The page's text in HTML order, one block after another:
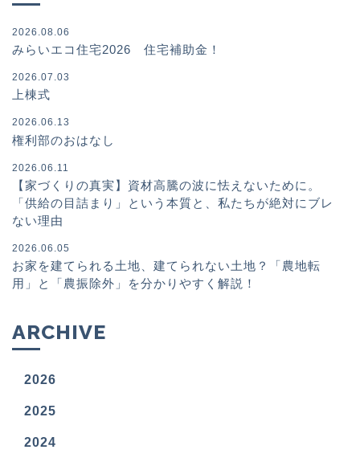
2026.08.06
みらいエコ住宅2026 住宅補助金！
2026.07.03
上棟式
2026.06.13
権利部のおはなし
2026.06.11
【家づくりの真実】資材高騰の波に怯えないために。
「供給の目詰まり」という本質と、私たちが絶対にブレ
ない理由
2026.06.05
お家を建てられる土地、建てられない土地？「農地転
用」と「農振除外」を分かりやすく解説！
ARCHIVE
2026
2025
2024